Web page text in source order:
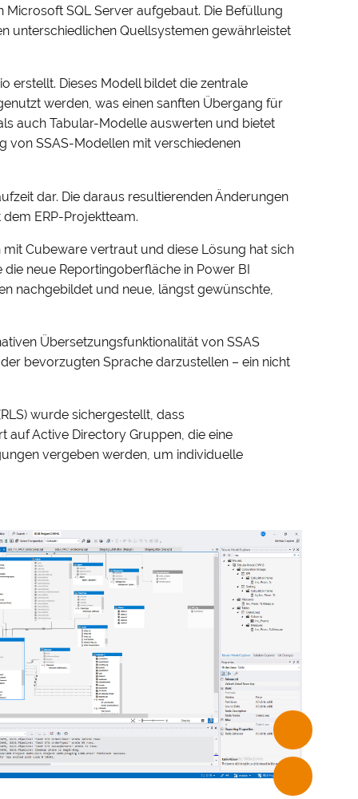
SQL Server aufgebaut. Die Befüllung
unterschiedlichen Quellsystemen gewährleistet
erstellt. Dieses Modell bildet die zentrale
werden, was einen sanften Übergang für
auch Tabular-Modelle auswerten und bietet
von SSAS-Modellen mit verschiedenen
dar. Die daraus resultierenden Änderungen
ERP-Projektteam.
Cubeware vertraut und diese Lösung hat sich
neue Reportingoberfläche in Power BI
nachgebildet und neue, längst gewünschte,
Übersetzungsfunktionalität von SSAS
bevorzugten Sprache darzustellen – ein nicht
wurde sichergestellt, dass
auf Active Directory Gruppen, die eine
vergeben werden, um individuelle
unserer
PRIVATSPHÄRE-
EINSTELLUNGEN